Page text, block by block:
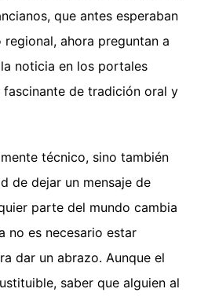
que antes esperaban
ahora preguntan a
noticia en los portales
fascinante de tradición oral y
técnico, sino también
de dejar un mensaje de
parte del mundo cambia
no es necesario estar
dar un abrazo. Aunque el
saber que alguien al